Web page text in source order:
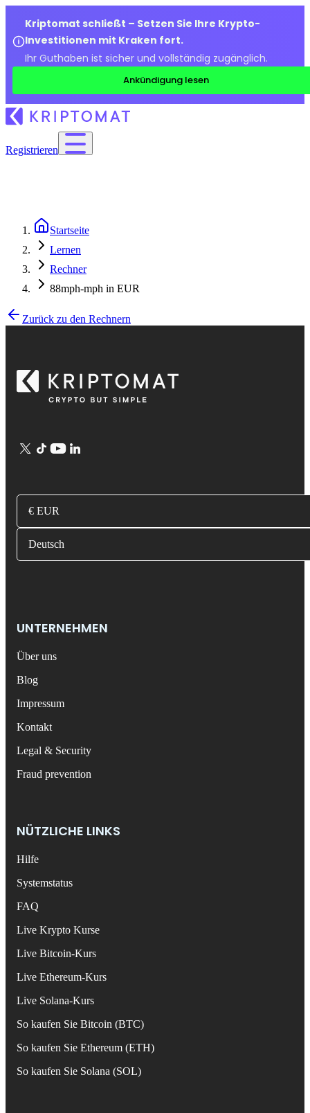
Kriptomat schließt – Setzen Sie Ihre Krypto-
Investitionen mit Kraken fort.
Ihr Guthaben ist sicher und vollständig zugänglich.
Ankündigung lesen
Registrieren
Startseite
Lernen
Rechner
88mph-mph in EUR
Zurück zu den Rechnern
€ EUR
Deutsch
UNTERNEHMEN
Über uns
Blog
Impressum
Kontakt
Legal & Security
Fraud prevention
NÜTZLICHE LINKS
Hilfe
Systemstatus
FAQ
Live Krypto Kurse
Live Bitcoin-Kurs
Live Ethereum-Kurs
Live Solana-Kurs
So kaufen Sie Bitcoin (BTC)
So kaufen Sie Ethereum (ETH)
So kaufen Sie Solana (SOL)